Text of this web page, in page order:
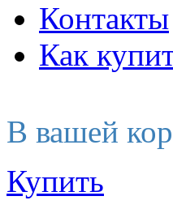
Контакты
Как
В вашей
Купить